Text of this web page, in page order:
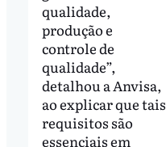
qualidade,
produção e
controle de
qualidade”,
detalhou a Anvisa,
ao explicar que tais
requisitos são
essenciais em